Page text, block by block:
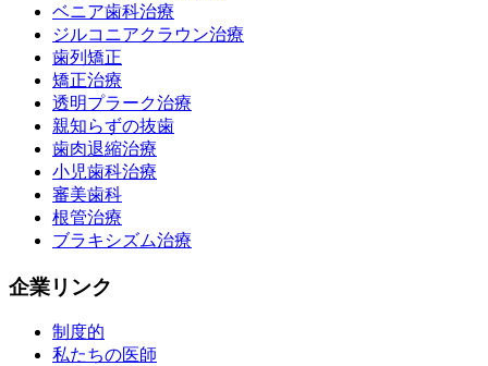
ベニア歯科治療
ジルコニアクラウン治療
歯列矯正
矯正治療
透明プラーク治療
親知らずの抜歯
歯肉退縮治療
小児歯科治療
審美歯科
根管治療
ブラキシズム治療
企業リンク
制度的
私たちの医師